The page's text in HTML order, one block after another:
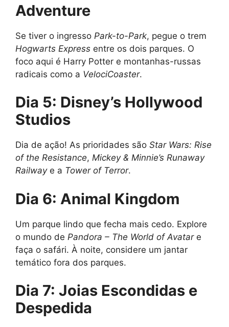
Adventure
Se tiver o ingresso Park-to-Park, pegue o trem
Hogwarts Express entre os dois parques. O
foco aqui é Harry Potter e montanhas-russas
radicais como a VelociCoaster.
Dia 5: Disney’s Hollywood
Studios
Dia de ação! As prioridades são Star Wars: Rise
of the Resistance, Mickey & Minnie’s Runaway
Railwaye a Tower of Terror.
Dia 6: Animal Kingdom
Um parque lindo que fecha mais cedo. Explore
o mundo de Pandora – The World of Avatare
faça o safári. À noite, considere um jantar
temático fora dos parques.
Dia 7: Joias Escondidas e
Despedida